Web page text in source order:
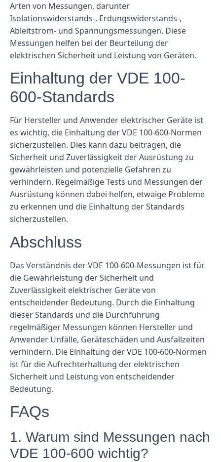
Arten von Messungen, darunter
Isolationswiderstands-, Erdungswiderstands-,
Ableitstrom- und Spannungsmessungen. Diese
Messungen helfen bei der Beurteilung der
elektrischen Sicherheit und Leistung von Geräten.
Einhaltung der VDE 100-
600-Standards
Für Hersteller und Anwender elektrischer Geräte ist
es wichtig, die Einhaltung der VDE 100-600-Normen
sicherzustellen. Dies kann dazu beitragen, die
Sicherheit und Zuverlässigkeit der Ausrüstung zu
gewährleisten und potenzielle Gefahren zu
verhindern. Regelmäßige Tests und Messungen der
Ausrüstung können dabei helfen, etwaige Probleme
zu erkennen und die Einhaltung der Standards
sicherzustellen.
Abschluss
Das Verständnis der VDE 100-600-Messungen ist für
die Gewährleistung der Sicherheit und
Zuverlässigkeit elektrischer Geräte von
entscheidender Bedeutung. Durch die Einhaltung
dieser Standards und die Durchführung
regelmäßiger Messungen können Hersteller und
Anwender Unfälle, Geräteschäden und Ausfallzeiten
verhindern. Die Einhaltung der VDE 100-600-Normen
ist für die Aufrechterhaltung der elektrischen
Sicherheit und Leistung von entscheidender
Bedeutung.
FAQs
1. Warum sind Messungen nach
VDE 100-600 wichtig?